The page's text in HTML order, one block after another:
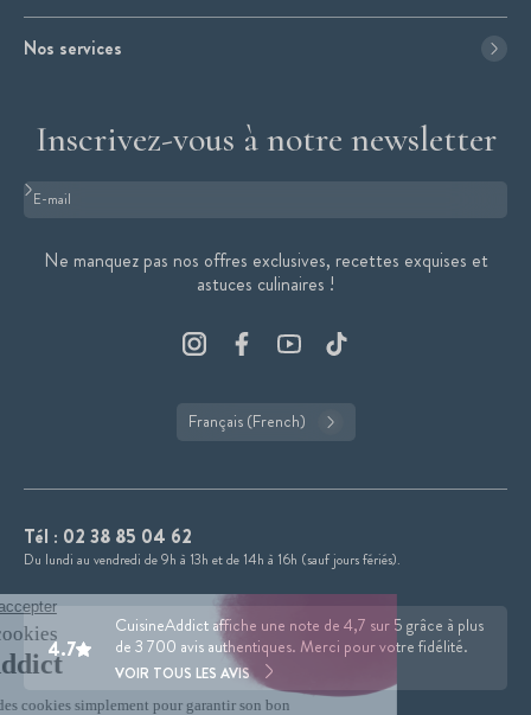
Nos services
Inscrivez-vous à notre newsletter
Format : adresse@email.com
Ne manquez pas nos offres exclusives, recettes exquises et
astuces culinaires !
Français (French)
Tél : 02 38 85 04 62
Du lundi au vendredi de 9h à 13h et de 14h à 16h (sauf jours fériés).
4.7
CuisineAddict affiche une note de 4,7 sur 5 grâce à plus
de 3 700 avis authentiques. Merci pour votre fidélité.
VOIR TOUS LES AVIS